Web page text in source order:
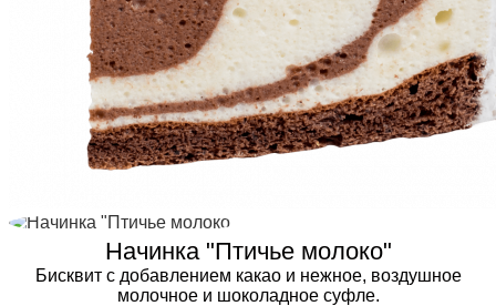
Начинка "Птичье молоко"
Бисквит с добавлением какао и нежное, воздушное
молочное и шоколадное суфле.